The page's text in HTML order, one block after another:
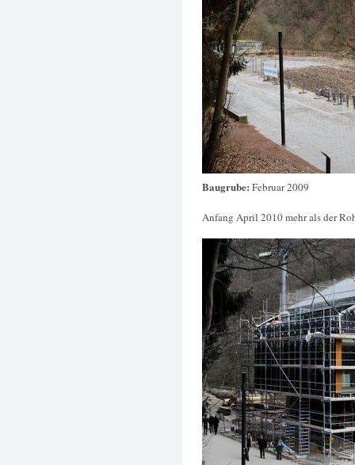
Baugrube: Februar 2009
Anfang April 2010 mehr als der